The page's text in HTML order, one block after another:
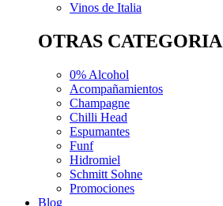
Vinos de Italia
OTRAS
0% Alcohol
Acompañamientos
Champagne
Chilli Head
Espumantes
Funf
Hidromiel
Schmitt Sohne
Promociones
Blog